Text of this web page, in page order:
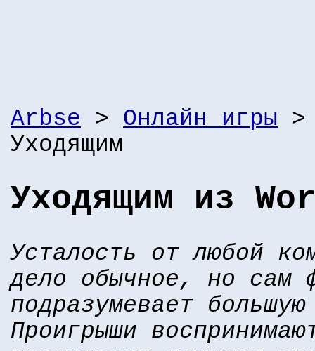
Arbse > Онлайн игры
Уходящим
Уходящим из
Усталость от любой
дело обычное, но сам
подразумевает
Проигрыши